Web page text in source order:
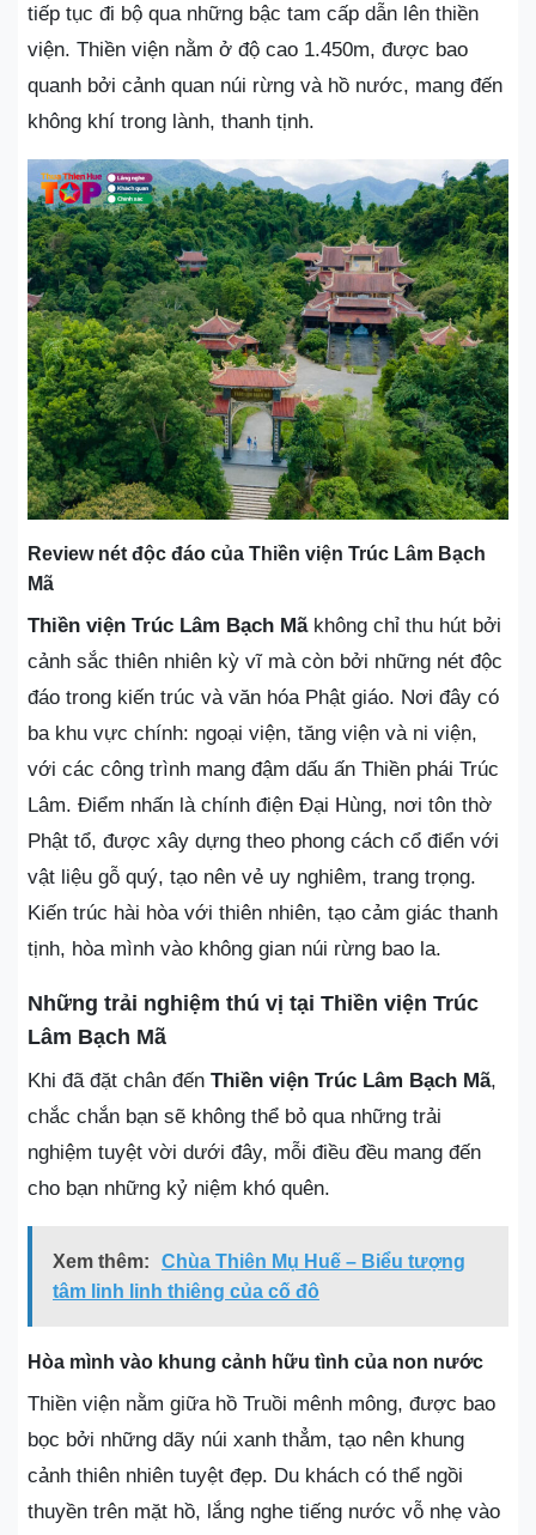
tiếp tục đi bộ qua những bậc tam cấp dẫn lên thiền
viện. Thiền viện nằm ở độ cao 1.450m, được bao
quanh bởi cảnh quan núi rừng và hồ nước, mang đến
không khí trong lành, thanh tịnh.
Review nét độc đáo của Thiền viện Trúc Lâm Bạch
Mã
Thiền viện Trúc Lâm Bạch Mãkhông chỉ thu hút bởi
cảnh sắc thiên nhiên kỳ vĩ mà còn bởi những nét độc
đáo trong kiến trúc và văn hóa Phật giáo. Nơi đây có
ba khu vực chính: ngoại viện, tăng viện và ni viện,
với các công trình mang đậm dấu ấn Thiền phái Trúc
Lâm. Điểm nhấn là chính điện Đại Hùng, nơi tôn thờ
Phật tổ, được xây dựng theo phong cách cổ điển với
vật liệu gỗ quý, tạo nên vẻ uy nghiêm, trang trọng.
Kiến trúc hài hòa với thiên nhiên, tạo cảm giác thanh
tịnh, hòa mình vào không gian núi rừng bao la.
Những trải nghiệm thú vị tại Thiền viện Trúc
Lâm Bạch Mã
Khi đã đặt chân đến Thiền viện Trúc Lâm Bạch Mã,
chắc chắn bạn sẽ không thể bỏ qua những trải
nghiệm tuyệt vời dưới đây, mỗi điều đều mang đến
cho bạn những kỷ niệm khó quên.
Xem thêm:
Chùa Thiên Mụ Huế – Biểu tượng
tâm linh linh thiêng của cố đô
Hòa mình vào khung cảnh hữu tình của non nước
Thiền viện nằm giữa hồ Truồi mênh mông, được bao
bọc bởi những dãy núi xanh thẳm, tạo nên khung
cảnh thiên nhiên tuyệt đẹp. Du khách có thể ngồi
thuyền trên mặt hồ, lắng nghe tiếng nước vỗ nhẹ vào